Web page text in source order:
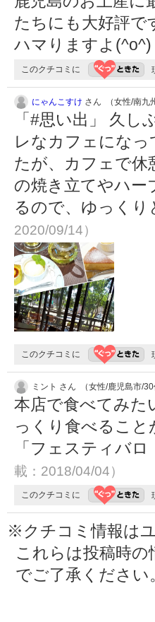
たちにも大好評で
ハマりますよ(^o^)
このクチコミに
にゃんこすけ さん （女性/南九
「#思い出」 久
レなカフェにな
たが、カフェで休
の焼き立てやハー
るので、ゆっく
2020/09/14）
このクチコミに
ミント さん （女性/鹿児島市/30
本店で食べてみた
っくり食べるこ
「フェスティバ
載：2018/04/04）
このクチコミに
※クチコミ情報は
これらは投稿時
でご了承ください